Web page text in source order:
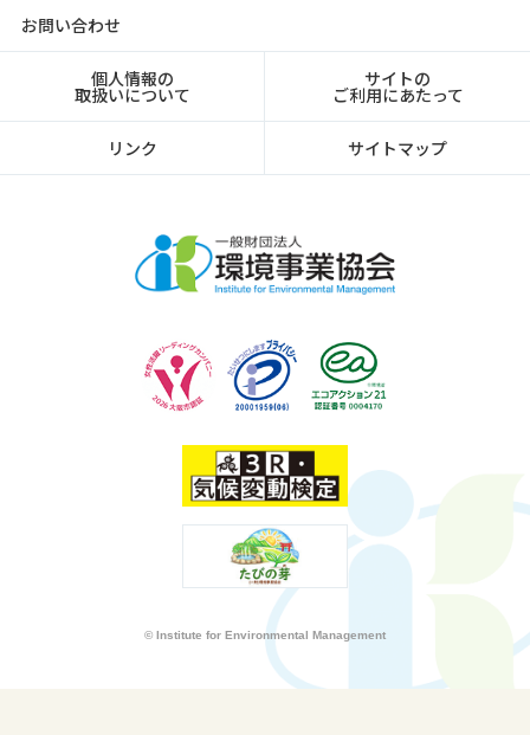
お問い合わせ
個人情報の
取扱いについて
サイトの
ご利用にあたって
リンク サイトマップ
© Institute for Environmental Management